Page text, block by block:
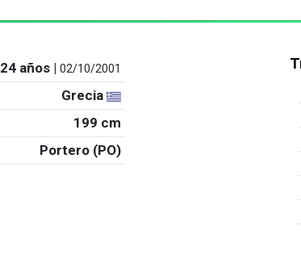
24 años |02/10/2001
Grecia
199 cm
Portero (PO)